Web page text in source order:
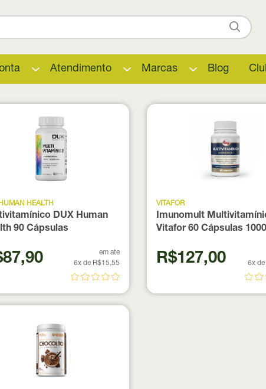
Atendimento Marcas Blog
HEALTH
DUX Human
90 Cápsulas
em ate
6x de R$15,55
VITAFOR
Imunomult
Vitafor 60 Cápsulas
R$127,00
6x